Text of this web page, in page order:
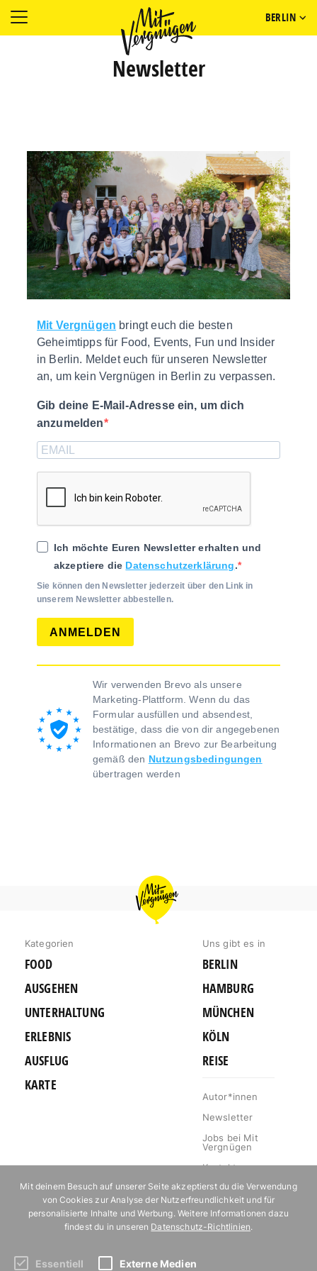
BERLIN
Newsletter
Mit Vergnügen bringt euch die besten
Geheimtipps für Food, Events, Fun und Insider
in Berlin. Meldet euch für unseren Newsletter
an, um kein Vergnügen in Berlin zu verpassen.
Gib deine E-Mail-Adresse ein, um dich
anzumelden
Ich möchte Euren Newsletter erhalten und
akzeptiere die Datenschutzerklärung.
Sie können den Newsletter jederzeit über den Link in
unserem Newsletter abbestellen.
ANMELDEN
Wir verwenden Brevo als unsere
Marketing-Plattform. Wenn du das
Formular ausfüllen und absendest,
bestätige, dass die von dir angegebenen
Informationen an Brevo zur Bearbeitung
gemäß den Nutzungsbedingungen
übertragen werden
MIT
VERGNÜGEN
BERLIN
Kategorien
FOOD
AUSGEHEN
UNTERHALTUNG
ERLEBNIS
AUSFLUG
KARTE
Uns gibt es in
BERLIN
HAMBURG
MÜNCHEN
KÖLN
REISE
Autor*innen
Newsletter
Jobs bei Mit
Vergnügen
Kontakt
Mediakit
Impressum
Datenschutz
Mit deinem Besuch auf unserer Seite akzeptierst du die Verwendung
von Cookies zur Analyse der Nutzerfreundlichkeit und für
personalisierte Inhalte und Werbung. Weitere Informationen dazu
findest du in unseren Datenschutz-Richtlinien.
Essentiell Externe Medien